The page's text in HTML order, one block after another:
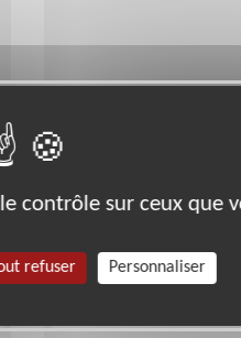
contrôle sur ceux que
refuser Personnaliser